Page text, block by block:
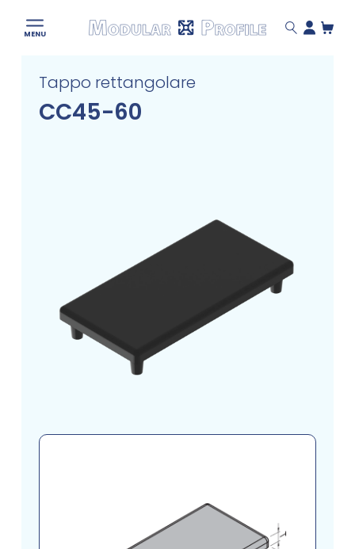
content
MENU
Modular
Tappo rettangolare
CC45-60